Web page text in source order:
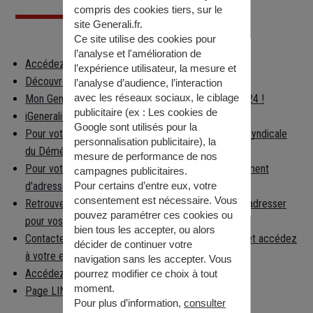
Accédez à votre espace client
Découvrez les applications Generali
Mon Generali : en relation avec votre assureur 24h/24 !
iGenerali : votre épargne dans votre poche !
Pour votre déménagement, consultez la Chambre Syndicale
du Déménagement
Pour votre déménagement, déclarez votre changement
d'adresse
Retrouvez facilement la préfecture à laquelle vous adresser
pour vos démarches
Contactez la caisse nationale d'Assurance Maladie et accédez
à votre espace per…
Accédez aux informations règlementaires
Page LINKEDIN
compris des cookies tiers, sur le
site Generali.fr.
Ce site utilise des cookies pour
l’analyse et l'amélioration de
l’expérience utilisateur, la mesure et
l’analyse d’audience, l’interaction
avec les réseaux sociaux, le ciblage
publicitaire (ex : Les cookies de
Google sont utilisés pour la
personnalisation publicitaire), la
mesure de performance de nos
campagnes publicitaires.
Pour certains d’entre eux, votre
consentement est nécessaire. Vous
pouvez paramétrer ces cookies ou
bien tous les accepter, ou alors
décider de continuer votre
navigation sans les accepter. Vous
pourrez modifier ce choix à tout
moment.
Pour plus d’information, consulter